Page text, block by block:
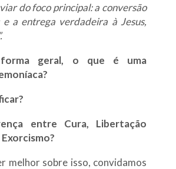
do foco principal: a conversão
e a entrega verdadeira à Jesus,
geral, o que é uma
entre Cura, Libertação
melhor sobre isso, convidamos